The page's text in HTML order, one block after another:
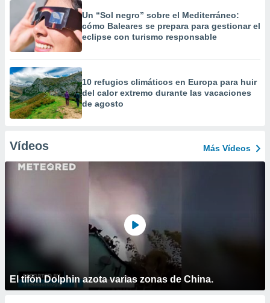
Un “Sol negro” sobre el Mediterráneo:
cómo Baleares se prepara para gestionar el
eclipse con turismo responsable
10 refugios climáticos en Europa para huir
del calor extremo durante las vacaciones
de agosto
Vídeos Más Vídeos
El tifón Dolphin azota varias zonas de China.